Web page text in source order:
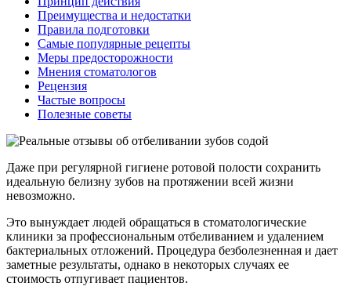
Преимущества и недостатки
Правила подготовки
Самые популярные рецепты
Меры предосторожности
Мнения стоматологов
Рецензия
Частые вопросы
Полезные советы
Даже при регулярной гигиене ротовой полости сохранить
идеальную белизну зубов на протяжении всей жизни
невозможно.
Это вынуждает людей обращаться в стоматологические
клиники за профессиональным отбеливанием и удалением
бактериальных отложений. Процедура безболезненная и дает
заметные результаты, однако в некоторых случаях ее
стоимость отпугивает пациентов.